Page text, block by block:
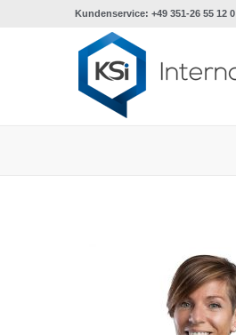
Kundenservice: +49 351-26 55 12 0